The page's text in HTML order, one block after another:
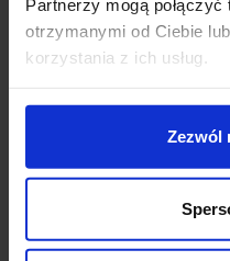
Partnerzy mogą
otrzymanymi od Ciebie
korzystania z ich usług.
Zezwól
ścieżek i ciągów
czy parków, tworząc w
Napięcie 100-277V/
Wysokość 90cm
Strumień świetlny